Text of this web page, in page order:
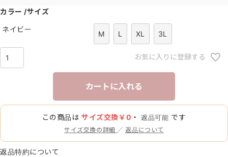
カラー サイズ
ネイビー
M L XL 3L
お気に入りに登録する
カートに入れる
この商品はサイズ交換￥0 ・返品可能 です
サイズ交換の詳細 ／返品について
返品特約について